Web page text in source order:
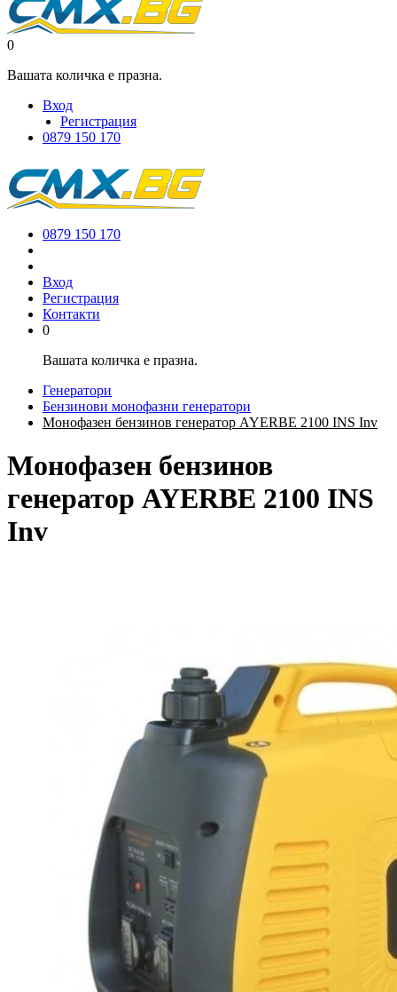
0
Вашата количка е празна.
Вход
Регистрация
0879 150 170
0879 150 170
Вход
Регистрация
Контакти
0
Вашата количка е празна.
Генератори
Бензинови монофазни генератори
Монофазен бензинов генератор AYERBE 2100 INS Inv
Монофазен бензинов
генератор AYERBE 2100 INS
Inv